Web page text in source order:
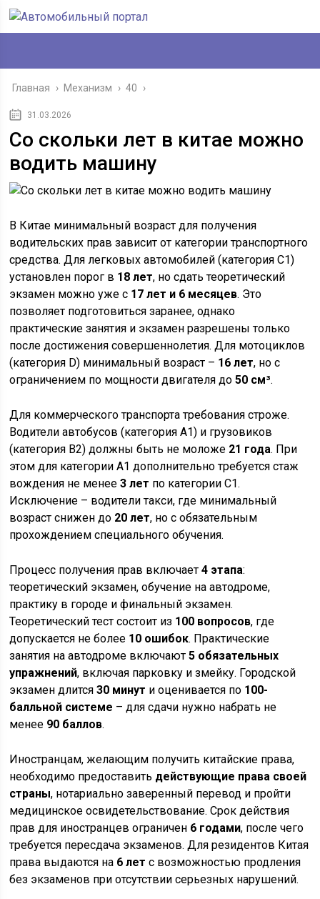
Главная › Механизм › 40 ›
31.03.2026
Со скольки лет в китае можно
водить машину
В Китае минимальный возраст для получения
водительских прав зависит от категории транспортного
средства. Для легковых автомобилей (категория C1)
установлен порог в 18 лет, но сдать теоретический
экзамен можно уже с 17 лет и 6 месяцев. Это
позволяет подготовиться заранее, однако
практические занятия и экзамен разрешены только
после достижения совершеннолетия. Для мотоциклов
(категория D) минимальный возраст – 16 лет, но с
ограничением по мощности двигателя до50 см³.
Для коммерческого транспорта требования строже.
Водители автобусов (категория A1) и грузовиков
(категория B2) должны быть не моложе 21 года. При
этом для категории A1 дополнительно требуется стаж
вождения не менее3 лет по категории C1.
Исключение – водители такси, где минимальный
возраст снижен до 20 лет, но с обязательным
прохождением специального обучения.
Процесс получения прав включает4 этапа:
теоретический экзамен, обучение на автодроме,
практику в городе и финальный экзамен.
Теоретический тест состоит из 100 вопросов, где
допускается не более 10 ошибок. Практические
занятия на автодроме включают5 обязательных
упражнений, включая парковку и змейку. Городской
экзамен длится30 минут и оценивается по 100-
балльной системе – для сдачи нужно набрать не
менее 90 баллов.
Иностранцам, желающим получить китайские права,
необходимо предоставить действующие права своей
страны, нотариально заверенный перевод и пройти
медицинское освидетельствование. Срок действия
прав для иностранцев ограничен 6 годами, после чего
требуется пересдача экзаменов. Для резидентов Китая
права выдаются на 6 лет с возможностью продления
без экзаменов при отсутствии серьезных нарушений.